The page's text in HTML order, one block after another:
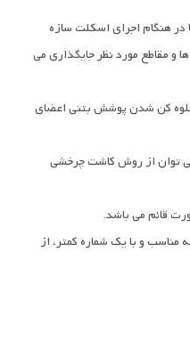
در هنگام اجراي اسکلت سازه
و مقاطع مورد نظر جایگذاري می
قلوه کن شدن پوشش بتنی اعضاي
توان از روش کاشت چرخشی
قائم می باشد.
مناسب و با یک شماره کمتر، از